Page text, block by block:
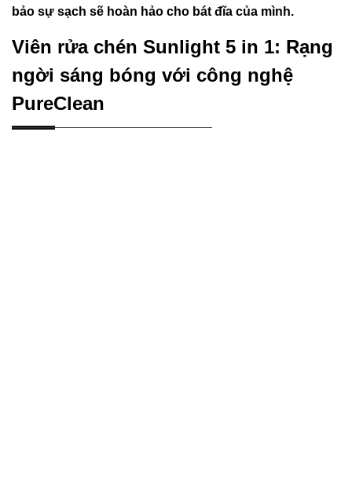
bảo sự sạch sẽ hoàn hảo cho bát đĩa của mình.
Viên rửa chén Sunlight 5 in 1: Rạng
ngời sáng bóng với công nghệ
PureClean